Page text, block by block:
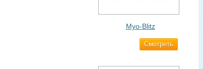
Myo-Blitz
Cмотреть